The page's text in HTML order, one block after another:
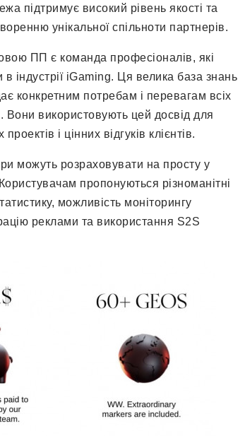
підтримує високий рівень якості та
унікальної спільноти партнерів.
ПП є команда професіоналів, які
індустрії iGaming. Ця велика база знань
конкретним потребам і перевагам всіх
Вони використовують цей досвід для
і цінних відгуків клієнтів.
можуть розраховувати на просту у
пропонуються різноманітні
можливість моніторингу
реклами та використання S2S